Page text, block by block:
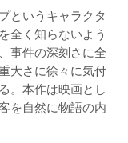
というキャラクタ
全く知らないよう
事件の深刻さに全
大さに徐々に気付
。本作は映画とし
を自然に物語の内